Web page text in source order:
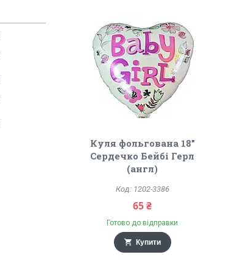
Куля фольгована 18"
Сердечко Бейбі Герл
(англ)
1202-3386
65 ₴
Готово до відправки
Купити